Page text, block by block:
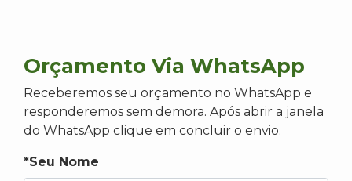
Orçamento Via WhatsApp
Receberemos seu orçamento no WhatsApp e
responderemos sem demora. Após abrir a janela
do WhatsApp clique em concluir o envio.
*Seu Nome